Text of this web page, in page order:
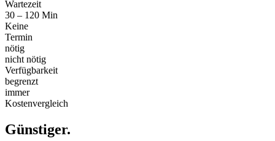
Wartezeit
30 – 120 Min
Keine
Termin
nötig
nicht nötig
Verfügbarkeit
begrenzt
immer
Kostenvergleich
Günstiger.